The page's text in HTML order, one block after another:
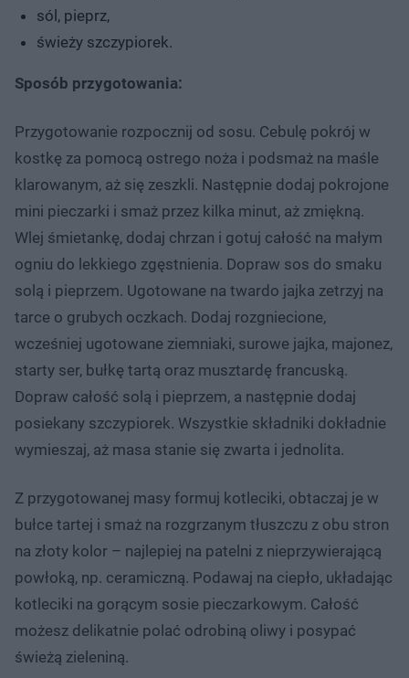
sól, pieprz,
świeży szczypiorek.
Sposób przygotowania:
Przygotowanie rozpocznij od sosu. Cebulę pokrój w
kostkę za pomocą ostrego noża i podsmaż na maśle
klarowanym, aż się zeszkli. Następnie dodaj pokrojone
mini pieczarki i smaż przez kilka minut, aż zmiękną.
Wlej śmietankę, dodaj chrzan i gotuj całość na małym
ogniu do lekkiego zgęstnienia. Dopraw sos do smaku
solą i pieprzem. Ugotowane na twardo jajka zetrzyj na
tarce o grubych oczkach. Dodaj rozgniecione,
wcześniej ugotowane ziemniaki, surowe jajka, majonez,
starty ser, bułkę tartą oraz musztardę francuską.
Dopraw całość solą i pieprzem, a następnie dodaj
posiekany szczypiorek. Wszystkie składniki dokładnie
wymieszaj, aż masa stanie się zwarta i jednolita.
Z przygotowanej masy formuj kotleciki, obtaczaj je w
bułce tartej i smaż na rozgrzanym tłuszczu z obu stron
na złoty kolor – najlepiej na patelni z nieprzywierającą
powłoką, np. ceramiczną. Podawaj na ciepło, układając
kotleciki na gorącym sosie pieczarkowym. Całość
możesz delikatnie polać odrobiną oliwy i posypać
świeżą zieleniną.